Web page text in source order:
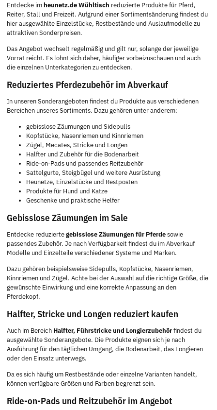
Entdecke imheunetz.de Wühltisch reduzierte Produkte für Pferd,
Reiter, Stall und Freizeit. Aufgrund einer Sortimentsänderung findest du
hier ausgewählte Einzelstücke, Restbestände und Auslaufmodelle zu
attraktiven Sonderpreisen.
Das Angebot wechselt regelmäßig und gilt nur, solange der jeweilige
Vorrat reicht. Es lohnt sich daher, häufiger vorbeizuschauen und auch
die einzelnen Unterkategorien zu entdecken.
Reduziertes Pferdezubehör im Abverkauf
In unseren Sonderangeboten findest du Produkte aus verschiedenen
Bereichen unseres Sortiments. Dazu gehören unter anderem:
gebisslose Zäumungen und Sidepulls
Kopfstücke, Nasenriemen und Kinnriemen
Zügel, Mecates, Stricke und Longen
Halfter und Zubehör für die Bodenarbeit
Ride-on-Pads und passendes Reitzubehör
Sattelgurte, Steigbügel und weitere Ausrüstung
Heunetze, Einzelstücke und Restposten
Produkte für Hund und Katze
Geschenke und praktische Helfer
Gebisslose Zäumungen im Sale
Entdecke reduziertegebisslose Zäumungen für Pferdesowie
passendes Zubehör. Je nach Verfügbarkeit findest du im Abverkauf
Modelle und Einzelteile verschiedener Systeme und Marken.
Dazu gehören beispielsweise Sidepulls, Kopfstücke, Nasenriemen,
Kinnriemen und Zügel. Achte bei der Auswahl auf die richtige Größe, die
gewünschte Einwirkung und eine korrekte Anpassung an den
Pferdekopf.
Halfter, Stricke und Longen reduziert kaufen
Auch im Bereich Halfter, Führstricke und Longierzubehörfindest du
ausgewählte Sonderangebote. Die Produkte eignen sich je nach
Ausführung für den täglichen Umgang, die Bodenarbeit, das Longieren
oder den Einsatz unterwegs.
Da es sich häufig um Restbestände oder einzelne Varianten handelt,
können verfügbare Größen und Farben begrenzt sein.
Ride-on-Pads und Reitzubehör im Angebot